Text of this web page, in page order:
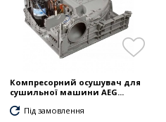
Компресорний осушувач для
сушильної машини AEG...
Під замовлення